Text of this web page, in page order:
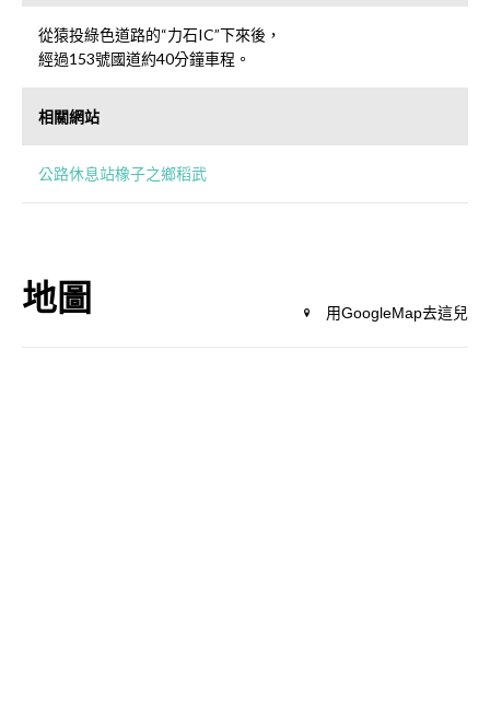
從猿投綠色道路的“力石IC”下來後，
經過153號國道約40分鐘車程。
相關網站
公路休息站橡子之鄉稻武
地圖 用GoogleMap去這兒